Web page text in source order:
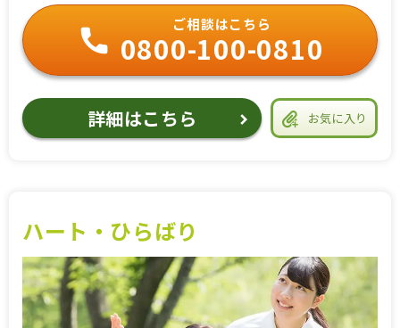
お気に入り
ご相談はこちら
0800-100-0810
詳細はこちら
ハート・ひらばり